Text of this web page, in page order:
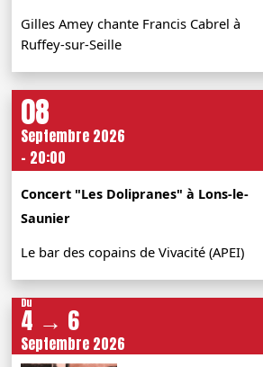
Gilles Amey chante Francis Cabrel à
Ruffey-sur-Seille
08
Septembre 2026
- 20:00
Concert "Les Dolipranes" à Lons-le-
Saunier
Le bar des copains de Vivacité (APEI)
Du
4 → 6
Septembre 2026